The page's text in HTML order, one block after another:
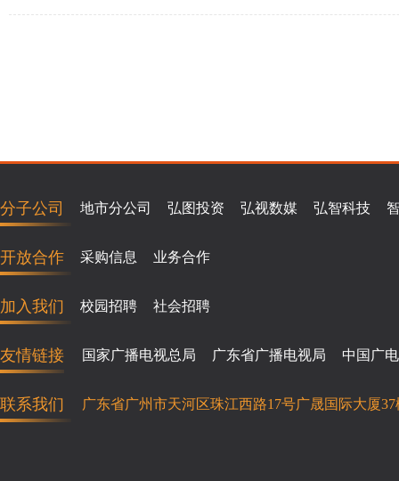
分子公司 地市分公司 弘图投资 弘视数媒 弘智科技
开放合作 采购信息 业务合作
加入我们 校园招聘 社会招聘
友情链接 国家广播电视总局 广东省广播电视局 中国广电
联系我们 广东省广州市天河区珠江西路17号广晟国际大厦37